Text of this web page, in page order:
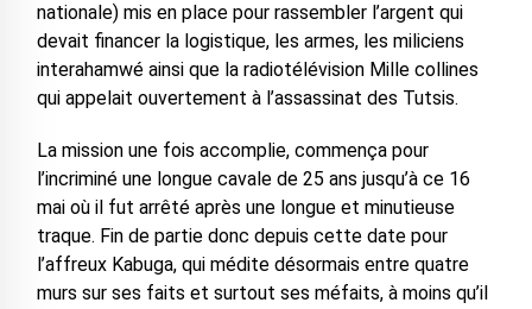
nationale) mis en place pour rassembler l’argent qui
devait financer la logistique, les armes, les miliciens
interahamwé ainsi que la radiotélévision Mille collines
qui appelait ouvertement à l’assassinat des Tutsis.
La mission une fois accomplie, commença pour
l’incriminé une longue cavale de 25 ans jusqu’à ce 16
mai où il fut arrêté après une longue et minutieuse
traque. Fin de partie donc depuis cette date pour
l’affreux Kabuga, qui médite désormais entre quatre
murs sur ses faits et surtout ses méfaits, à moins qu’il